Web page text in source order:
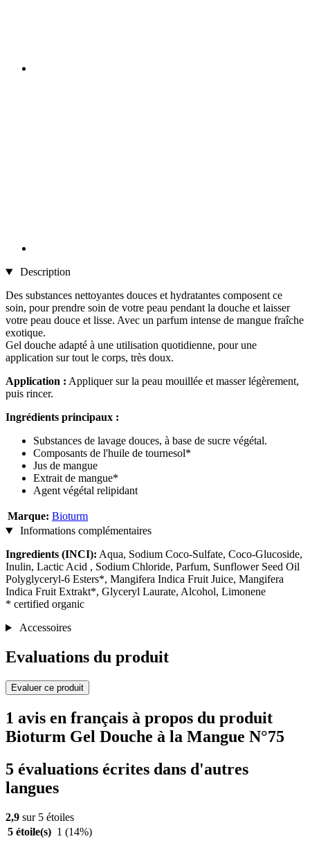
Description
Des substances nettoyantes douces et hydratantes composent ce
soin, pour prendre soin de votre peau pendant la douche et laisser
votre peau douce et lisse. Avec un parfum intense de mangue fraîche
exotique.
Gel douche adapté à une utilisation quotidienne, pour une
application sur tout le corps, très doux.
Application : Appliquer sur la peau mouillée et masser légèrement,
puis rincer.
Ingrédients principaux :
Substances de lavage douces, à base de sucre végétal.
Composants de l'huile de tournesol*
Jus de mangue
Extrait de mangue*
Agent végétal relipidant
Marque: Bioturm
Informations complémentaires
Ingredients (INCI): Aqua, Sodium Coco-Sulfate, Coco-Glucoside,
Inulin, Lactic Acid , Sodium Chloride, Parfum, Sunflower Seed Oil
Polyglyceryl-6 Esters*, Mangifera Indica Fruit Juice, Mangifera
Indica Fruit Extrakt*, Glyceryl Laurate, Alcohol, Limonene
* certified organic
Accessoires
Evaluations du produit
Evaluer ce produit
1 avis en français à propos du produit
Bioturm Gel Douche à la Mangue N°75
5 évaluations écrites dans d'autres
langues
2,9 sur 5 étoiles
5 étoile(s) 1 (14%)